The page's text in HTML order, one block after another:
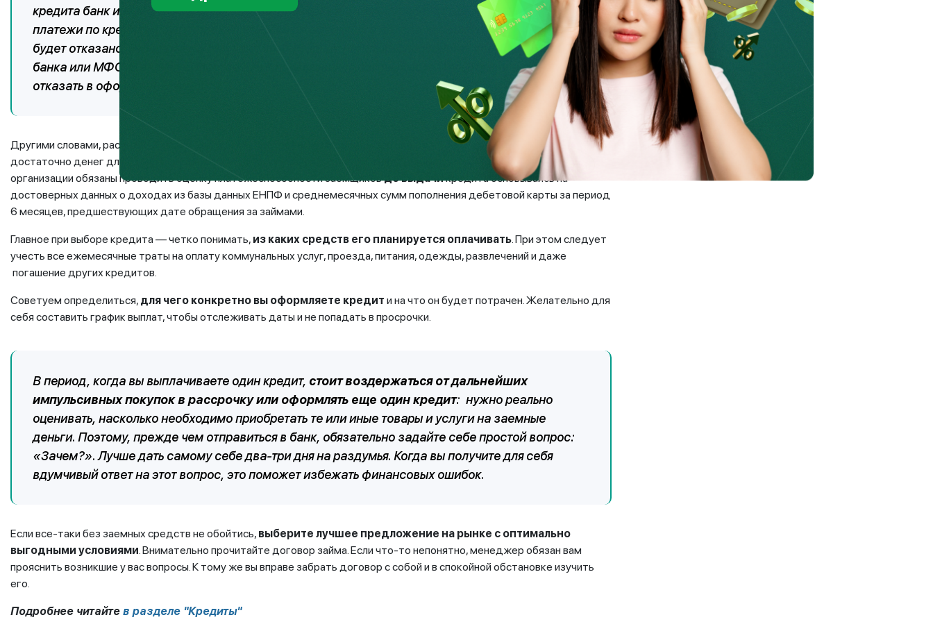
кредита банк или МФО обязаны провести проверку платежеспособности клиента. И если
платежи по кредитам будут превышать 50% ежемесячного дохода заемщика, то в кредите
будет отказано. Это делается для того, чтобы оценить платежеспособность клиента и риски
банка или МФО. В случае существенного превышения долговых обязательств клиенту могут
отказать в оформлении кредита.
Другими словами, расчет КДН сможет показать способен ли в будущем заемщик погашать кредит и при этом иметь
достаточно денег для удовлетворения собственных нужд и потребностей семьи. При этом, банки и микрофинансовые
организации обязаны проводить оценку платежеспособности заемщиковдо выдачикредита основываясь на
достоверных данных о доходах из базы данных ЕНПФ и среднемесячных сумм пополнения дебетовой карты за период
6 месяцев, предшествующих дате обращения за займами.
Главное при выборе кредита — четко понимать, из каких средств его планируется оплачивать. При этом следует
учесть все ежемесячные траты на оплату коммунальных услуг, проезда, питания, одежды, развлечений и даже
погашение других кредитов.
Советуем определиться, для чего конкретно вы оформляете кредит и на что он будет потрачен. Желательно для
себя составить график выплат, чтобы отслеживать даты и не попадать в просрочки.
В период, когда вы выплачиваете один кредит, стоит воздержаться от дальнейших
импульсивных покупок в рассрочку или оформлять еще один кредит: нужно реально
оценивать, насколько необходимо приобретать те или иные товары и услуги на заемные
деньги. Поэтому, прежде чем отправиться в банк, обязательно задайте себе простой вопрос:
«Зачем?». Лучше дать самому себе два-три дня на раздумья. Когда вы получите для себя
вдумчивый ответ на этот вопрос, это поможет избежать финансовых ошибок.
Если все-таки без заемных средств не обойтись, выберите лучшее предложение на рынке с оптимально
выгодными условиями. Внимательно прочитайте договор займа. Если что-то непонятно, менеджер обязан вам
прояснить возникшие у вас вопросы. К тому же вы вправе забрать договор с собой и в спокойной обстановке изучить
его.
Подробнее читайте в разделе "Кредиты"